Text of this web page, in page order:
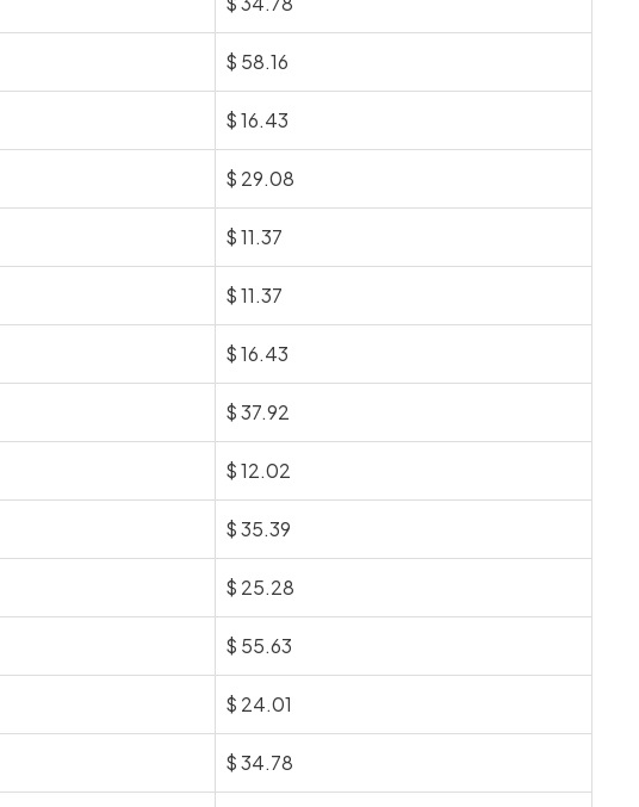
$ 58.16
$16.43
$ 29.08
$11.37
$11.37
$16.43
$37.92
$12.02
$35.39
$ 25.28
$ 55.63
$ 24.01
$34.78